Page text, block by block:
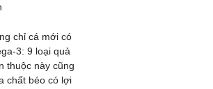
chỉ cá mới có
3: 9 loại quả
thuộc này cũng
chất béo có lợi